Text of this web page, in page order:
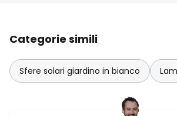
Categorie simili
Sfere solari giardino in bianco